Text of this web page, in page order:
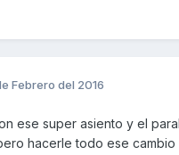
Febrero del 2016
ese super asiento y el
hacerle todo ese